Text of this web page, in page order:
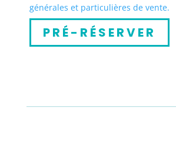
générales et particulières de vente.